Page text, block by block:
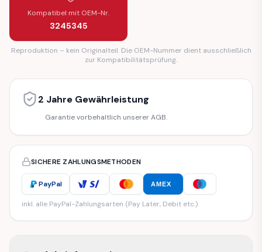
Kompatibel mit OEM-Nr.
3245345
Reproduktion – kein Originalteil. Die OEM-Nummer dient ausschließlich
zur Kompatibilitätsprüfung.
2 Jahre Gewährleistung
Garantie vorbehaltlich unserer AGB.
SICHERE ZAHLUNGSMETHODEN
PayPal AMEX
inkl. alle PayPal-Zahlungsarten (Pay Later, Debit etc.)